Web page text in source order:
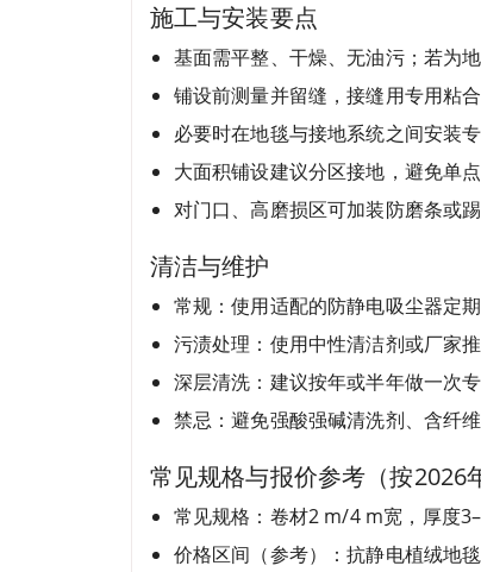
施工与安装要点
基面需平整、干燥、无油污；若为
铺设前测量并留缝，接缝用专用粘合
必要时在地毯与接地系统之间安装
大面积铺设建议分区接地，避免单点
对门口、高磨损区可加装防磨条或踢
清洁与维护
常规：使用适配的防静电吸尘器定
污渍处理：使用中性清洁剂或厂家
深层清洗：建议按年或半年做一次
禁忌：避免强酸强碱清洗剂、含纤
常见规格与报价参考（按2026
常见规格：卷材2 m/4 m宽，厚度
价格区间（参考）：抗静电植绒地